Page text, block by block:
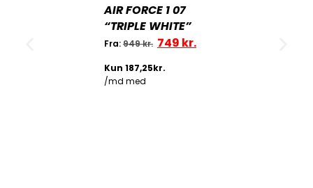
AIR FORCE 1 07
“TRIPLE WHITE”
Fra:949kr. 749 kr.